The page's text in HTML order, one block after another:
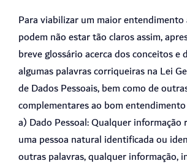
Para viabilizar um maior
podem não estar tão claros assim,
breve glossário acerca dos conceitos e
algumas palavras corriqueiras na Lei
de Dados Pessoais, bem como de
complementares ao bom
a) Dado Pessoal: Qualquer informação
uma pessoa natural identificada ou
outras palavras, qualquer informação,